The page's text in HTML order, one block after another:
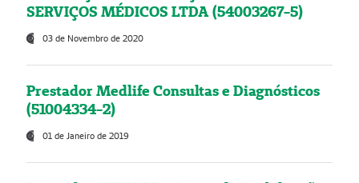
SERVIÇOS MÉDICOS LTDA (54003267-5)
03 de Novembro de 2020
Prestador Medlife Consultas e Diagnósticos
(51004334-2)
01 de Janeiro de 2019